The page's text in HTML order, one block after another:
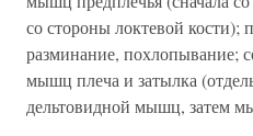
со стороны локтевой кости);
разминание, похлопывание;
мышц плеча и затылка
дельтовидной мышц, затем